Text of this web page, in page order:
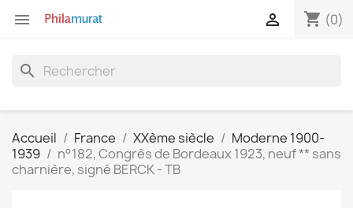
 shopping_cart (0)

search
Accueil France XXème siècle
Moderne 1900-
1939
n°182, Congrès de Bordeaux 1923, neuf ** sans
charnière, signé BERCK - TB